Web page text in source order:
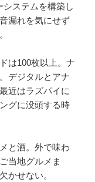
システムを構築し
漏れを気にせず
は100枚以上。ナ
デジタルとアナ
近はラズパイに
グに没頭する時
と酒。外で味わ
当地グルメま
かせない。